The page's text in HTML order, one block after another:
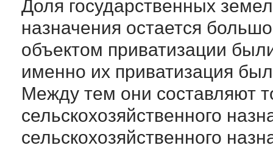
Доля государственных
назначения остается
объектом приватизации
именно их приватизация
Между тем они составляют
сельскохозяйственного
сельскохозяйственного